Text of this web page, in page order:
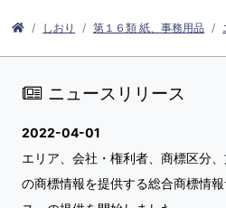
しおり 第１６類 紙、事務用品
ニュースリリース
2022-04-01
エリア、会社・権利者、商標区分
の商標情報を提供する総合商標情